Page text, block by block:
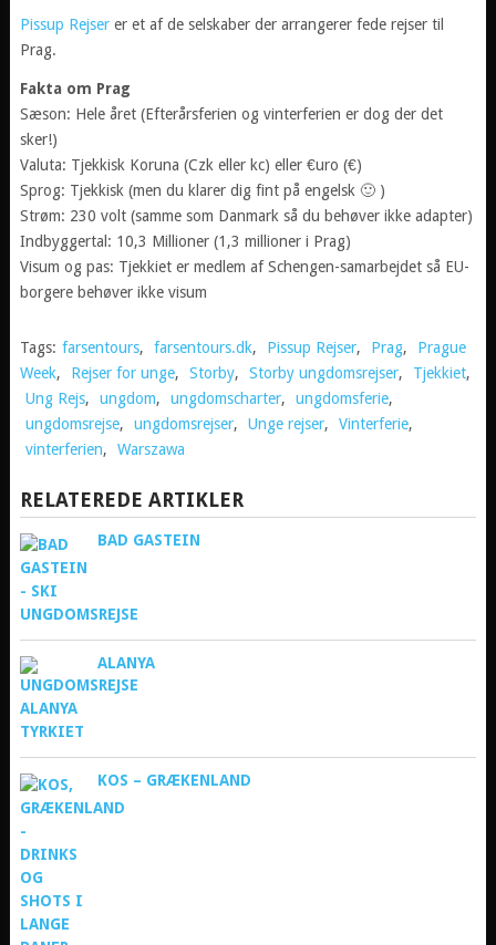
Pissup Rejserer et af de selskaber der arrangerer fede rejser til
Prag.
Fakta om Prag
Sæson: Hele året (Efterårsferien og vinterferien er dog der det
sker!)
Valuta: Tjekkisk Koruna (Czk eller kc) eller €uro (€)
Sprog: Tjekkisk (men du klarer dig fint på engelsk 🙂 )
Strøm: 230 volt (samme som Danmark så du behøver ikke adapter)
Indbyggertal: 10,3 Millioner (1,3 millioner i Prag)
Visum og pas: Tjekkiet er medlem af Schengen-samarbejdet så EU-
borgere behøver ikke visum
Tags: farsentours, farsentours.dk, Pissup Rejser, Prag,
Prague
Week, Rejser for unge, Storby, Storby ungdomsrejser, Tjekkiet,
Ung Rejs, ungdom, ungdomscharter, ungdomsferie,
ungdomsrejse, ungdomsrejser, Unge rejser, Vinterferie,
vinterferien, Warszawa
RELATEREDE ARTIKLER
BAD GASTEIN
ALANYA
KOS – GRÆKENLAND